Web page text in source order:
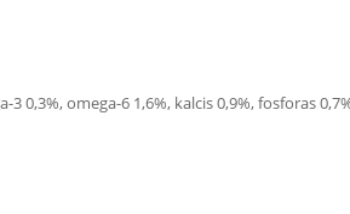
0,3%, omega-6 1,6%, kalcis 0,9%, fosforas